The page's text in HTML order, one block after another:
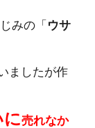
みの「 ウサ
ましたが作
に売れなか